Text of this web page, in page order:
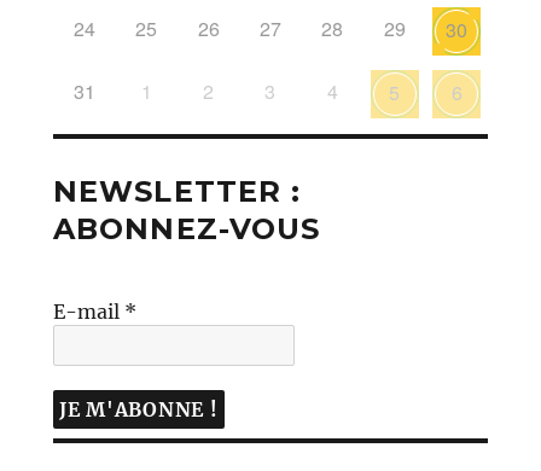
24 25 26 27 28 29 30
31 1 2 3 4 5 6
NEWSLETTER :
ABONNEZ-VOUS
E-mail *